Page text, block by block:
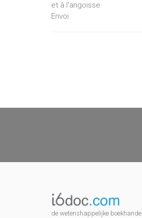
et à l'angoisse
Envoi
de wetenshappelijke boekhandel